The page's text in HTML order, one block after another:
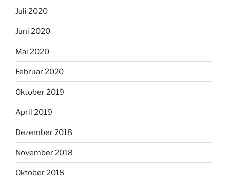
Juli 2020
Juni 2020
Mai 2020
Februar 2020
Oktober 2019
April 2019
Dezember 2018
November 2018
Oktober 2018